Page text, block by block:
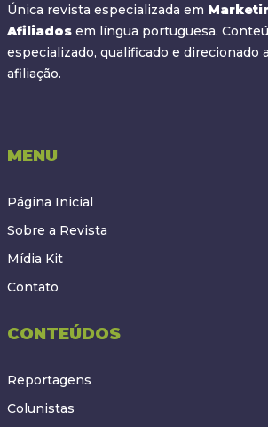
Única revista especializada em
Afiliados em língua portuguesa.
especializado, qualificado e direcionado
afiliação.
MENU
Página Inicial
Sobre a Revista
Mídia Kit
Contato
CONTEÚDOS
Reportagens
Colunistas